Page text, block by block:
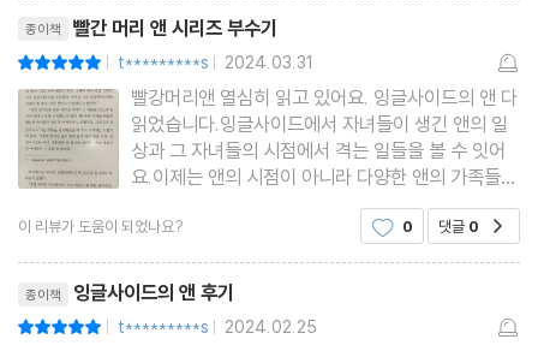
고급 북케이스는 빨간 머리 앤을 사랑하는 이들에게 가장 가치 있는
선물이 될 것이다.
작품 속 사회상
사진 출처
종이책 빨간 머리 앤 시리즈 부수기
| t*********s | 2024.03.31
빨강머리앤 열심히 읽고 있어요. 잉글사이드의 앤 다
읽었습니다.잉글사이드에서 자녀들이 생긴 앤의 일
상과 그 자녀들의 시점에서 격는 일들을 볼 수 잇어
요.이제는 앤의 시점이 아니라 다양한 앤의 가족들의
시선으로 소설을 접할 수 있어요.조금 아쉬운건 길버
트 시점으로 나오는 부분은 없어요강아지를 포함하
여 애완동물 나오는 부분에서는 고향집에 있는 반려
견이 생각나기도 했어
이 리뷰가 도움이 되었나요? 0 댓글 0
종이책 잉글사이드의 앤 후기
| t*********s | 2024.02.25